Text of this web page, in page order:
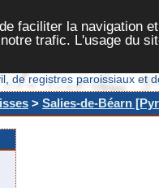
faciliter la navigation
trafic. L'usage du
de registres paroissiaux et
> Salies-de-Béarn